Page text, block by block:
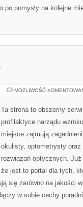
pomysły na kolejne
MOŻLIWOŚĆ
Ta strona to obszerny
profilaktyce narządu
miejsce zajmują
okulisty, optometrysty oraz
rozwiązań optycznych.
że jest to portal dla tych,
się zarówno na jakości
w sobie cechy